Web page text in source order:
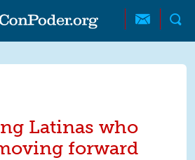
Latinas who
forward